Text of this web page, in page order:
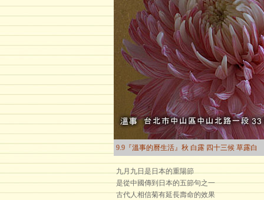
9.9『溫事的曆生活』秋 白露 四十三候 草露白
九月九日是日本的重陽節
是從中國傳到日本的五節句之一
古代人相信菊有延長壽命的效果